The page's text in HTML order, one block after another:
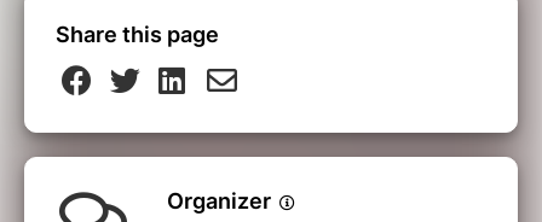
Share this page
Organizer